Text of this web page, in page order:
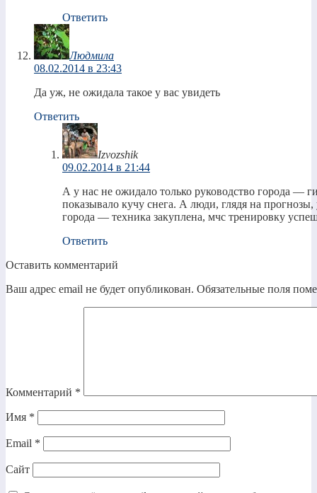
Ответить
Людмила
08.02.2014 в 23:43
Да уж, не ожидала такое у вас увидеть
Ответить
Izvozshik
09.02.2014 в 21:44
А у нас не ожидало только руководство города —
показывало кучу снега. А люди, глядя на
города — техника закуплена, мчс тренировку
Ответить
Оставить комментарий
Ваш адрес email не будет опубликован. Обязательные поля
Комментарий *
Имя *
Email *
Сайт